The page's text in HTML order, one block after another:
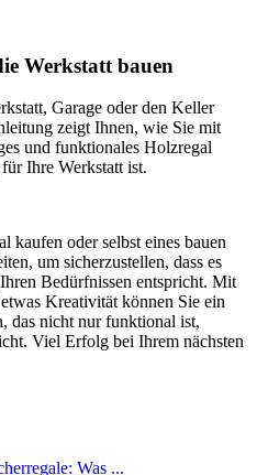
Werkstatt bauen
Garage oder den Keller
zeigt Ihnen, wie Sie mit
und funktionales Holzregal
Ihre Werkstatt ist.
kaufen oder selbst eines bauen
um sicherzustellen, dass es
Bedürfnissen entspricht. Mit
Kreativität können Sie ein
das nicht nur funktional ist,
Viel Erfolg bei Ihrem nächsten
Was ...